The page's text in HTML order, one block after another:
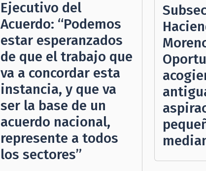
Ejecutivo del
Acuerdo: “Podemos
estar esperanzados
de que el trabajo que
va a concordar esta
instancia, y que va
ser la base de un
acuerdo nacional,
represente a todos
los sectores”